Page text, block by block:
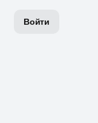
Войти